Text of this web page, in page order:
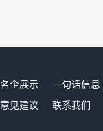
名企展示 一句话信息
意见建议 联系我们